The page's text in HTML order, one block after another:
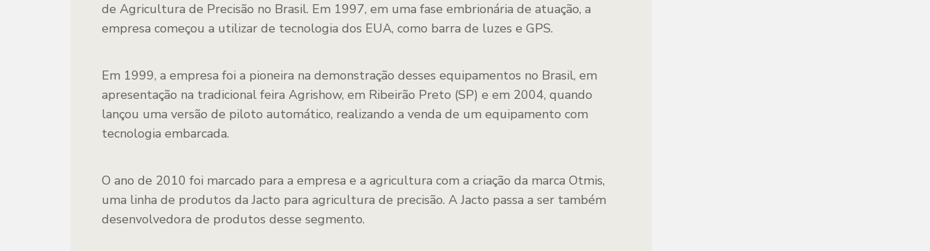
de Agricultura de Precisão no Brasil. Em 1997, em uma fase embrionária de atuação, a
empresa começou a utilizar de tecnologia dos EUA, como barra de luzes e GPS.
Em 1999, a empresa foi a pioneira na demonstração desses equipamentos no Brasil, em
apresentação na tradicional feira Agrishow, em Ribeirão Preto (SP) e em 2004, quando
lançou uma versão de piloto automático, realizando a venda de um equipamento com
tecnologia embarcada.
O ano de 2010 foi marcado para a empresa e a agricultura com a criação da marca Otmis,
uma linha de produtos da Jacto para agricultura de precisão. A Jacto passa a ser também
desenvolvedora de produtos desse segmento.